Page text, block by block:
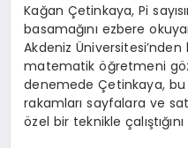
Kağan Çetinkaya, Pi
basamağını ezbere
Akdeniz
matematik öğretmeni
denemede Çetinkaya, bu
rakamları sayfalara ve
özel bir teknikle